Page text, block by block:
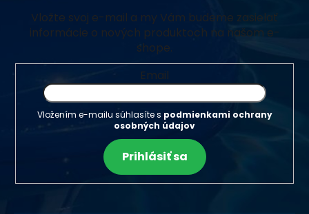
Vložte svoj e-mail a my Vám budeme zasielať
informácie o nových produktoch na našom e-
shope.
Email
Vložením e-mailu súhlasíte s podmienkami ochrany
osobných údajov
Prihlásiť sa